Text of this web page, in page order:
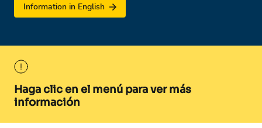
Information in English
Haga clic en el menú para ver más
información